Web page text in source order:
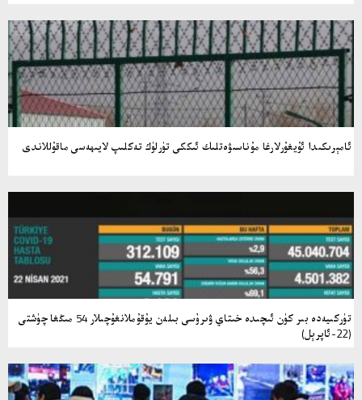
ئامېرىكىدا ئۇيغۇرلارغا مۇناسىۋەتلىك ئىككى تۈرلۈك تەكلىپ لايىھەسى ماقۇللاندى
تۈركىيەدە بىر كۈن ئىچىدە خىتاي ۋىرۇسى بىلەن يۇقۇملانغۇچىلار 54 مىڭغا چۈشتى
(22-ئاپرېل)